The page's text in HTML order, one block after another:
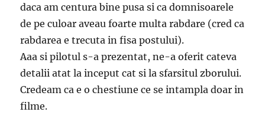
daca am centura bine pusa si ca domnisoarele
de pe culoar aveau foarte multa rabdare (cred ca
rabdarea e trecuta in fisa postului).
Aaa si pilotul s-a prezentat, ne-a oferit cateva
detalii atat la inceput cat si la sfarsitul zborului.
Credeam ca e o chestiune ce se intampla doar in
filme.